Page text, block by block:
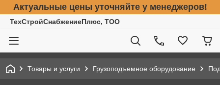
Актуальные цены уточняйте у менеджеров!
ТехСтройСнабжениеПлюс, ТОО
Товары и услуги Грузоподъемное оборудование